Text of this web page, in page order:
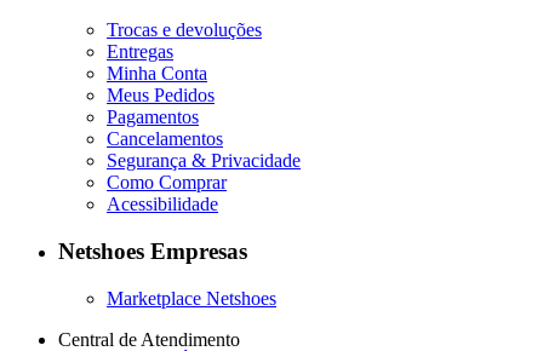
Trocas e devoluções
Entregas
Minha Conta
Meus Pedidos
Pagamentos
Cancelamentos
Segurança & Privacidade
Como Comprar
Acessibilidade
Netshoes Empresas
Marketplace Netshoes
Central de Atendimento